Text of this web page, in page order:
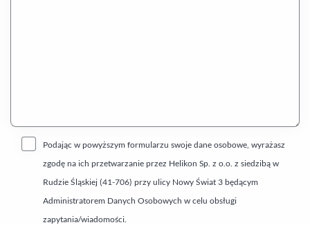
Podając w powyższym formularzu swoje dane osobowe, wyrażasz
zgodę na ich przetwarzanie przez Helikon Sp. z o.o. z siedzibą w
Rudzie Śląskiej (41-706) przy ulicy Nowy Świat 3 będącym
Administratorem Danych Osobowych w celu obsługi
zapytania/wiadomości.